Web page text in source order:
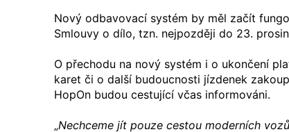
Nový odbavovací systém by měl začít
Smlouvy o dílo, tzn. nejpozději do 23.
O přechodu na nový systém i o ukončení
karet či o další budoucnosti jízdenek
HopOn budou cestující včas informováni.
„Nechceme jít pouze cestou moderních